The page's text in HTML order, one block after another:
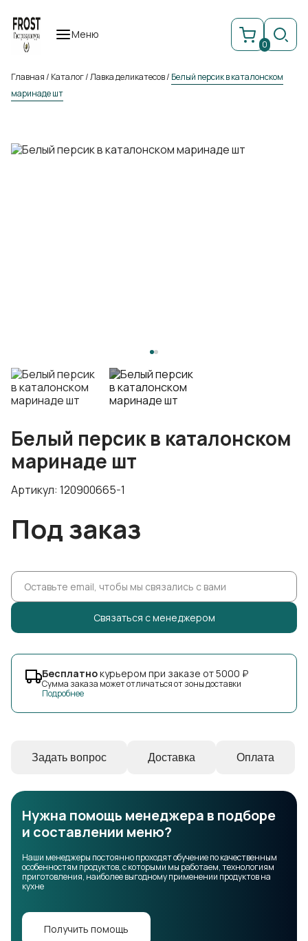
Меню
0
Главная/ Каталог/Лавка деликатесов/ Белый персик в каталонском
маринаде шт
Белый персик в каталонском
маринаде шт
Артикул: 120900665-1
Под заказ
Cвязаться с менеджером
Бесплатнокурьером при заказе от 5000 ₽
Сумма заказа может отличаться от зоны доставки
Подробнее
Задать вопрос Доставка Оплата
Нужна помощь менеджера в подборе
и составлении меню?
Наши менеджеры постоянно проходят обучение по качественным
особенностям продуктов, с которыми мы работаем, технологиям
приготовления, наиболее выгодному применении продуктов на
кухне
Получить помощь